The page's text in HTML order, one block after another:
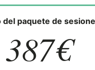
del paquete de
387€